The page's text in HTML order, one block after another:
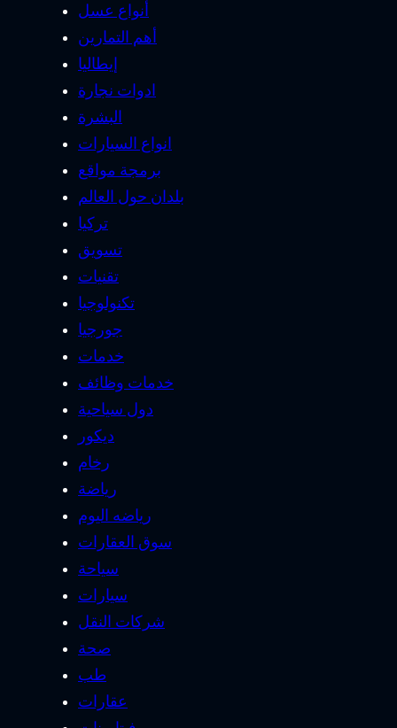
أنواع عسل
أهم التمارين
إيطاليا
ادوات نجارة
البشرة
انواع السيارات
برمجة مواقع
بلدان حول العالم
تركيا
تسويق
تقنيات
تكنولوجيا
جورجيا
خدمات
خدمات وظائف
دول سياحية
ديكور
رخام
رياضة
رياضه اليوم
سوق العقارات
سياحة
سيارات
شركات النقل
صحة
طب
عقارات